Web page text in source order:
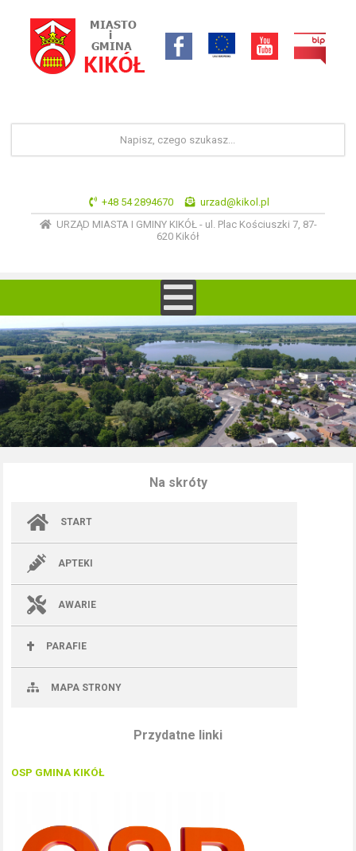
+48 54 2894670
urzad@kikol.pl
URZĄD MIASTA I GMINY KIKÓŁ - ul. Plac Kościuszki 7, 87-
620 Kikół
Na skróty
START
APTEKI
AWARIE
PARAFIE
MAPA STRONY
Przydatne linki
OSP GMINA KIKÓŁ